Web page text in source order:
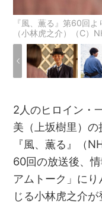
『風、薫る』第60回
（小林虎之介）（C）
2人のヒロイン・
美（上坂樹里）
『風、薫る』（
60回の放送後、
アムトーク」に
じる小林虎之介が